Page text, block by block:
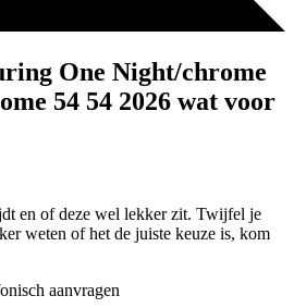
One Night/chrome
54 54 2026 wat voor
en of deze wel lekker zit. Twijfel je
weten of het de juiste keuze is, kom
aanvragen